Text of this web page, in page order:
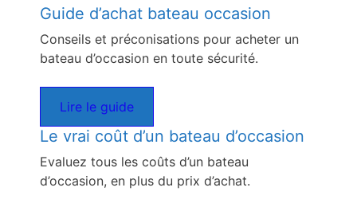
Guide d’achat bateau occasion
Conseils et préconisations pour acheter un
bateau d’occasion en toute sécurité.
Lire le guide
Le vrai coût d’un bateau d’occasion
Evaluez tous les coûts d’un bateau
d’occasion, en plus du prix d’achat.